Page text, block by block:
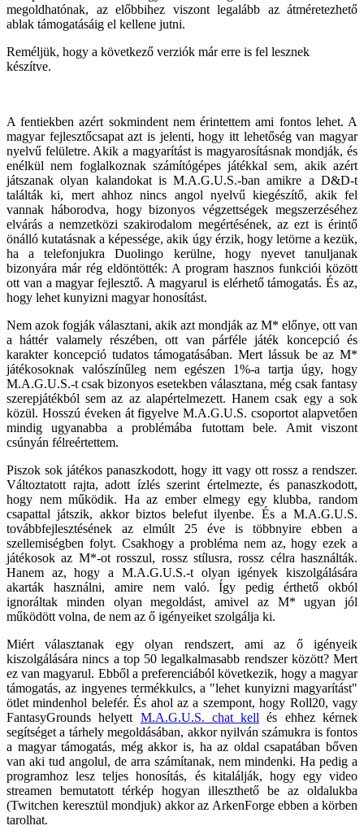
megoldhatónak, az előbbihez viszont legalább az átméretezhető
ablak támogatásáig el kellene jutni.
Reméljük, hogy a következő verziók már erre is fel lesznek
készítve.
A fentiekben azért sokmindent nem érintettem ami fontos lehet. A
magyar fejlesztőcsapat azt is jelenti, hogy itt lehetőség van magyar
nyelvű felületre. Akik a magyarítást is magyarosításnak mondják, és
enélkül nem foglalkoznak számítógépes játékkal sem, akik azért
játszanak olyan kalandokat is M.A.G.U.S.-ban amikre a D&D-t
találták ki, mert ahhoz nincs angol nyelvű kiegészítő, akik fel
vannak háborodva, hogy bizonyos végzettségek megszerzéséhez
elvárás a nemzetközi szakirodalom megértésének, az ezt is érintő
önálló kutatásnak a képessége, akik úgy érzik, hogy letörne a kezük,
ha a telefonjukra Duolingo kerülne, hogy nyevet tanuljanak
bizonyára már rég eldöntötték: A program hasznos funkciói között
ott van a magyar fejlesztő. A magyarul is elérhető támogatás. És az,
hogy lehet kunyizni magyar honosítást.
Nem azok fogják választani, akik azt mondják az M* előnye, ott van
a háttér valamely részében, ott van párféle játék koncepció és
karakter koncepció tudatos támogatásában. Mert lássuk be az M*
játékosoknak valószínűleg nem egészen 1%-a tartja úgy, hogy
M.A.G.U.S.-t csak bizonyos esetekben választana, még csak fantasy
szerepjátékból sem az az alapértelmezett. Hanem csak egy a sok
közül. Hosszú éveken át figyelve M.A.G.U.S. csoportot alapvetően
mindig ugyanabba a problémába futottam bele. Amit viszont
csúnyán félreértettem.
Piszok sok játékos panaszkodott, hogy itt vagy ott rossz a rendszer.
Változtatott rajta, adott ízlés szerint értelmezte, és panaszkodott,
hogy nem működik. Ha az ember elmegy egy klubba, random
csapattal játszik, akkor biztos belefut ilyenbe. És a M.A.G.U.S.
továbbfejlesztésének az elmúlt 25 éve is többnyire ebben a
szellemiségben folyt. Csakhogy a probléma nem az, hogy ezek a
játékosok az M*-ot rosszul, rossz stílusra, rossz célra használták.
Hanem az, hogy a M.A.G.U.S.-t olyan igények kiszolgálására
akarták használni, amire nem való. Így pedig érthető okból
ignoráltak minden olyan megoldást, amivel az M* ugyan jól
működött volna, de nem az ő igényeiket szolgálja ki.
Miért választanak egy olyan rendszert, ami az ő igényeik
kiszolgálására nincs a top 50 legalkalmasabb rendszer között? Mert
ez van magyarul. Ebből a preferenciából következik, hogy a magyar
támogatás, az ingyenes termékkulcs, a "lehet kunyizni magyarítást"
ötlet mindenhol belefér. És ahol az a szempont, hogy Roll20, vagy
FantasyGrounds helyett M.A.G.U.S. chat kell és ehhez kérnek
segítséget a tárhely megoldásában, akkor nyilván számukra is fontos
a magyar támogatás, még akkor is, ha az oldal csapatában bőven
van aki tud angolul, de arra számítanak, nem mindenki. Ha pedig a
programhoz lesz teljes honosítás, és kitalálják, hogy egy video
streamen bemutatott térkép hogyan illeszthető be az oldalukba
(Twitchen keresztül mondjuk) akkor az ArkenForge ebben a körben
tarolhat.